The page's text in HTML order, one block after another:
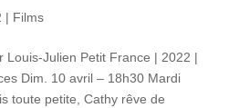
| Films
Louis-Julien Petit France | 2022 |
Dim. 10 avril – 18h30 Mardi
toute petite, Cathy rêve de